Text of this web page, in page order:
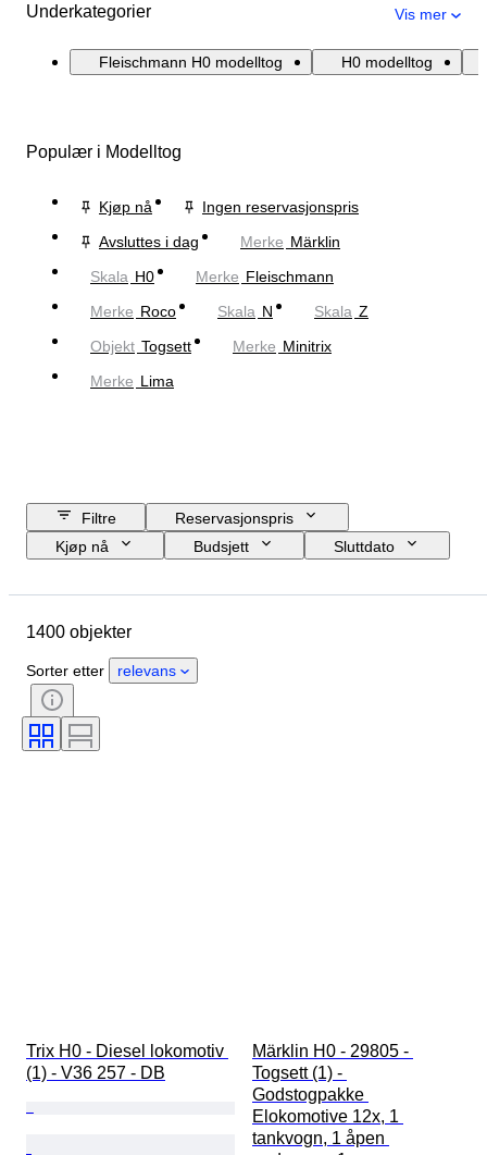
Underkategorier Vis mer
Fleischmann H0 modelltog H0 modelltog
Populær i Modelltog
Kjøp nå
Ingen reservasjonspris
Avsluttes i dag
Merke Märklin
Skala H0 Merke Fleischmann
Merke Roco Skala N Skala Z
Objekt Togsett Merke Minitrix
Merke Lima
Filtre
Reservasjonspris
Kjøp nå
Budsjett
Sluttdato
Tilstand
Farge
Kontroll
Strømforsyning
Jernbaneselskap
1400 objekter
Sorter etter relevans
Trix H0 - Diesel lokomotiv
(1) - V36 257 - DB
Märklin H0 - 29805 -
Togsett (1) -
Godstogpakke
Elokomotive 12x, 1
tankvogn, 1 åpen